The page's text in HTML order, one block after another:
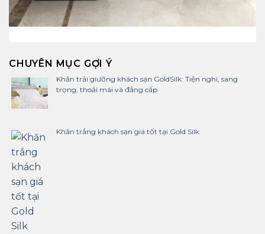
CHUYÊN MỤC GỢI Ý
Khăn trải giường khách sạn GoldSilk: Tiện nghi, sang
trọng, thoải mái và đẳng cấp
Khăn trắng khách sạn giá tốt tại Gold Silk